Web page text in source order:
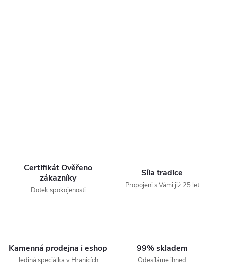
Certifikát Ověřeno
zákazníky
Dotek spokojenosti
Síla tradice
Propojeni s Vámi již 25 let
Kamenná prodejna i eshop
Jediná speciálka v Hranicích
99% skladem
Odesíláme ihned